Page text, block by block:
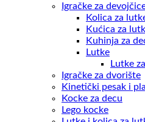
Igračke za
Kolica za
Kućica za
Kuhinja za
Lutke
Lutke
Igračke za dvorište
Kinetički pesak i
Kocke za decu
Lego kocke